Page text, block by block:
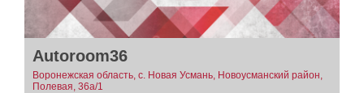
Autoroom36
Воронежская область, с. Новая Усмань, Новоусманский район,
Полевая, 36а/1